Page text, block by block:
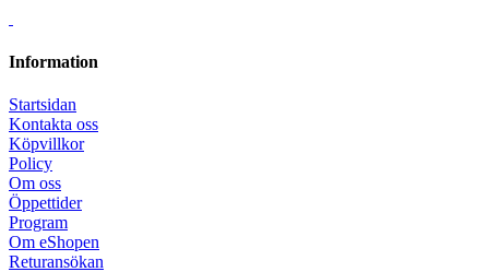
Information
Startsidan
Kontakta oss
Köpvillkor
Policy
Om oss
Öppettider
Program
Om eShopen
Returansökan